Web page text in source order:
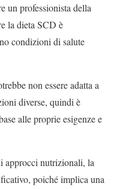
un professionista della
la dieta SCD è
condizioni di salute
non essere adatta a
diverse, quindi è
alle proprie esigenze e
approcci nutrizionali, la
poiché implica una